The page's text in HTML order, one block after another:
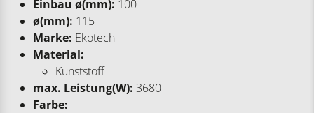
Einbau ø(mm): 100
ø(mm): 115
Marke: Ekotech
Material:
Kunststoff
max. Leistung(W): 3680
Farbe: